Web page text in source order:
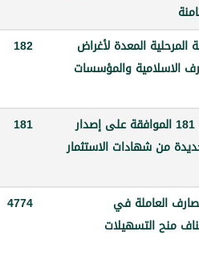
المرحلية المعدة لأغراض
الاسلامية والمؤسسات
182
قرار مجلس النقد والتسليف رقم 181 الموافقة على إصدار
من شهادات الاستثمار
181
كافة المصارف العاملة في
منح التسهيلات
4774